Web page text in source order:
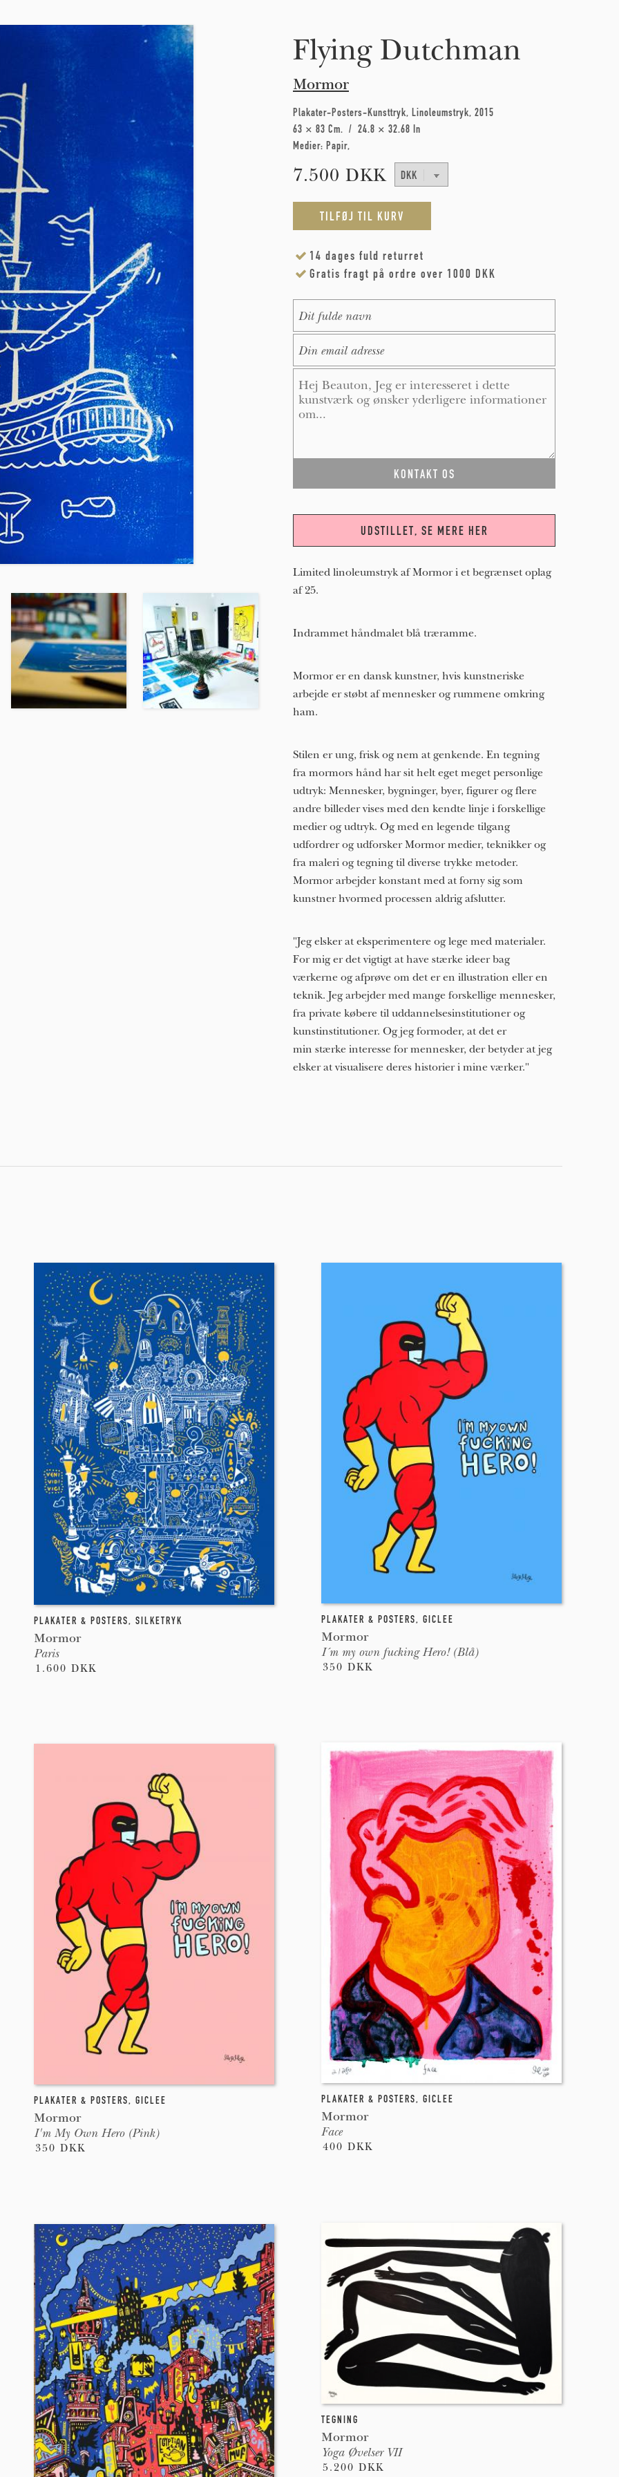
Flying Dutchman
Mormor
Plakater-Posters-Kunsttryk Linoleumstryk 2015
63 × 83 Cm
24.8 × 32.68 In
Medier: Papir
7.500 DKK
14 dages fuld returret
Gratis fragt på ordre over 1000 DKK
UDSTILLET, SE MERE HER
Limited linoleumstryk af Mormor i et begrænset oplag
af 25.
Indrammet håndmalet blå træramme.
Mormor er en dansk kunstner, hvis kunstneriske
arbejde er støbt af mennesker og rummene omkring
ham.
Stilen er ung, frisk og nem at genkende. En tegning
fra mormors hånd har sit helt eget meget personlige
udtryk: Mennesker, bygninger, byer, figurer og flere
andre billeder vises med den kendte linje i forskellige
medier og udtryk. Og med en legende tilgang
udfordrer og udforsker Mormor medier, teknikker og
fra maleri og tegning til diverse trykke metoder.
Mormor arbejder konstant med at forny sig som
kunstner hvormed processen aldrig afslutter.
"Jeg elsker at eksperimentere og lege med materialer.
For mig er det vigtigt at have stærke ideer bag
værkerne og afprøve om det er en illustration eller en
teknik. Jeg arbejder med mange forskellige mennesker,
fra private købere til uddannelsesinstitutioner og
kunstinstitutioner. Og jeg formoder, at det er
min stærke interesse for mennesker, der betyder at jeg
elsker at visualisere deres historier i mine værker."
PLAKATER & POSTERS, SILKETRYK
Mormor
Paris
1.600 DKK
PLAKATER & POSTERS, GICLEE
Mormor
I´m my own fucking Hero! (Blå)
350 DKK
PLAKATER & POSTERS, GICLEE
Mormor
Face
400 DKK
PLAKATER & POSTERS, GICLEE
Mormor
I'm My Own Hero (Pink)
350 DKK
TEGNING
Mormor
Yoga Øvelser VII
5.200 DKK